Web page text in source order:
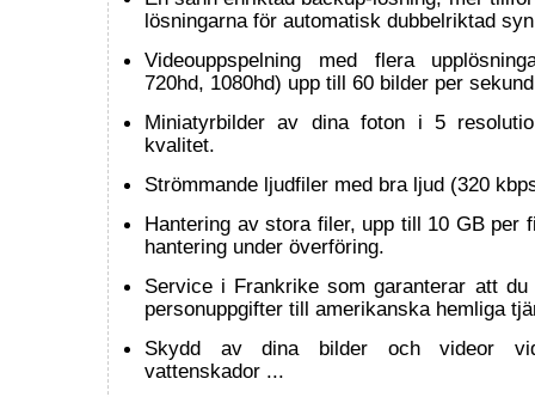
lösningarna för automatisk dubbelriktad
Videouppspelning med flera
720hd, 1080hd) upp till 60 bilder per
Miniatyrbilder av dina foton i 5
kvalitet.
Strömmande ljudfiler med bra ljud (320
Hantering av stora filer, upp till 10 GB per
hantering under överföring.
Service i Frankrike som garanterar att
personuppgifter till amerikanska hemliga
Skydd av dina bilder och videor
vattenskador ...